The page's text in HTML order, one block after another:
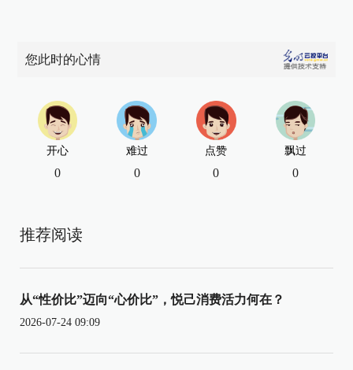
您此时的心情
开心
0
难过
0
点赞
0
飘过
0
推荐阅读
从“性价比”迈向“心价比”，悦己消费活力何在？
2026-07-24 09:09